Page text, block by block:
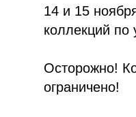
14 и 15
коллекций
Осторожно!
ограничено!